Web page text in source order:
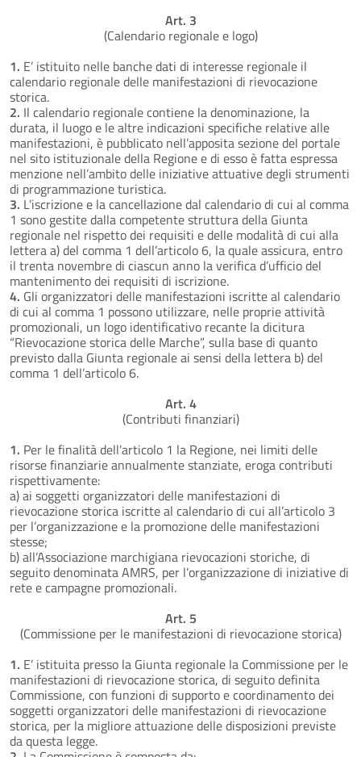
Art. 3
(Calendario regionale e logo)
1. E’ istituito nelle banche dati di interesse regionale il
calendario regionale delle manifestazioni di rievocazione
storica.
2. Il calendario regionale contiene la denominazione, la
durata, il luogo e le altre indicazioni specifiche relative alle
manifestazioni, è pubblicato nell’apposita sezione del portale
nel sito istituzionale della Regione e di esso è fatta espressa
menzione nell’ambito delle iniziative attuative degli strumenti
di programmazione turistica.
3. L’iscrizione e la cancellazione dal calendario di cui al comma
1 sono gestite dalla competente struttura della Giunta
regionale nel rispetto dei requisiti e delle modalità di cui alla
lettera a) del comma 1 dell’articolo 6, la quale assicura, entro
il trenta novembre di ciascun anno la verifica d’ufficio del
mantenimento dei requisiti di iscrizione.
4. Gli organizzatori delle manifestazioni iscritte al calendario
di cui al comma 1 possono utilizzare, nelle proprie attività
promozionali, un logo identificativo recante la dicitura
“Rievocazione storica delle Marche”, sulla base di quanto
previsto dalla Giunta regionale ai sensi della lettera b) del
comma 1 dell’articolo 6.
Art. 4
(Contributi finanziari)
1. Per le finalità dell’articolo 1 la Regione, nei limiti delle
risorse finanziarie annualmente stanziate, eroga contributi
rispettivamente:
a) ai soggetti organizzatori delle manifestazioni di
rievocazione storica iscritte al calendario di cui all’articolo 3
per l’organizzazione e la promozione delle manifestazioni
stesse;
b) all’Associazione marchigiana rievocazioni storiche, di
seguito denominata AMRS, per l’organizzazione di iniziative di
rete e campagne promozionali.
Art. 5
(Commissione per le manifestazioni di rievocazione storica)
1. E’ istituita presso la Giunta regionale la Commissione per le
manifestazioni di rievocazione storica, di seguito definita
Commissione, con funzioni di supporto e coordinamento dei
soggetti organizzatori delle manifestazioni di rievocazione
storica, per la migliore attuazione delle disposizioni previste
da questa legge.